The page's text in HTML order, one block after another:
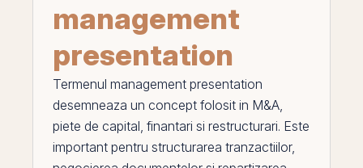
management
presentation
Termenul management presentation
desemneaza un concept folosit in M&A,
piete de capital, finantari si restructurari. Este
important pentru structurarea tranzactiilor,